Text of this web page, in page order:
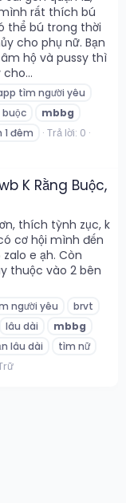
rất thích bú
thể bú trong thời
cho phụ nữ. Bạn
hộ và pussy thì
tìm người yêu
buộc
mbbg
1 đêm
Trả lời: 0
K Rằng Buộc,
thích tỳnh zục, k
cơ hội mình đến
e ạh. Còn
thuộc vào 2 bên
người yêu
brvt
lâu dài
mbbg
lâu dài
tìm nữ